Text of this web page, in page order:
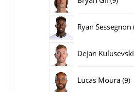
Ryan Sessegnon
Dejan Kulusevski
Lucas Moura 99